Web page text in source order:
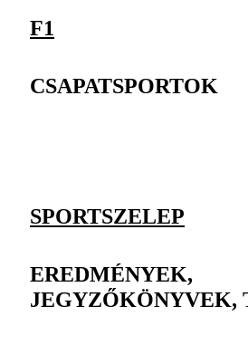
F1
CSAPATSPORTOK
SPORTSZELEP
EREDMÉNYEK,
JEGYZŐKÖNYVEK,